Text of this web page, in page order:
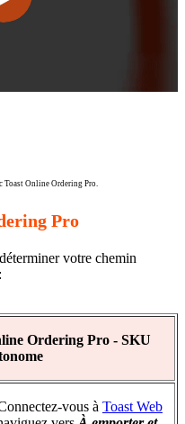
Toast Online Ordering Pro.
Pro
votre chemin
Ordering Pro - SKU
vous à Toast Web